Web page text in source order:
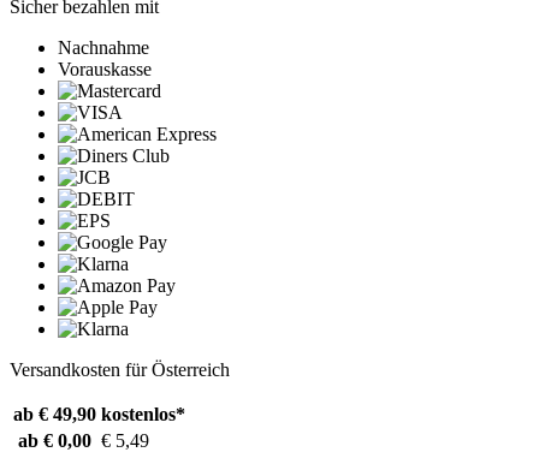
Sicher bezahlen mit
Nachnahme
Vorauskasse
Versandkosten für Österreich
ab € 49,90 kostenlos*
ab € 0,00 € 5,49